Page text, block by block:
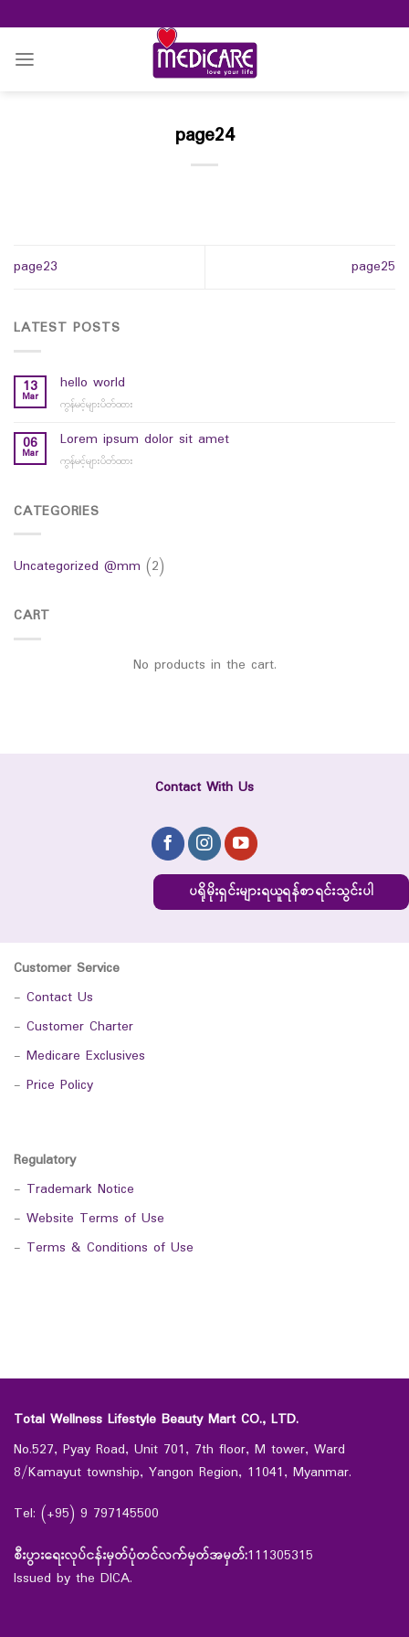
to
content
page24
page23 page25
LATEST POSTS
13
Mar
hello world
ကွန်မင့်များပိတ်ထား
world
06
Mar
Lorem ipsum dolor sit amet
ကွန်မင့်များပိတ်ထား
CATEGORIES
Uncategorized @mm (2)
CART
No products in the cart.
Contact With Us
ပရိုမိုးရှင်းများရယူရန်စာရင်းသွင်းပါ
Customer Service
- Contact Us
- Customer Charter
- Medicare Exclusives
- Price Policy
Regulatory
- Trademark Notice
- Website Terms of Use
- Terms & Conditions of Use
Total Wellness Lifestyle Beauty Mart CO., LTD.
No.527, Pyay Road, Unit 701, 7th floor, M tower, Ward
8/Kamayut township, Yangon Region, 11041, Myanmar.
Tel: (+95) 9 797145500
စီးပွားရေးလုပ်ငန်းမှတ်ပုံတင်လက်မှတ်အမှတ်:111305315
Issued by the DICA.